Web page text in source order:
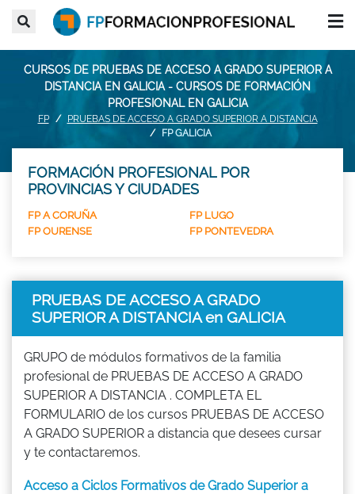
CURSOS DE PRUEBAS DE ACCESO A GRADO SUPERIOR A
DISTANCIA EN GALICIA - CURSOS DE FORMACIÓN
PROFESIONAL EN GALICIA
FP
PRUEBAS DE ACCESO A GRADO SUPERIOR A DISTANCIA
FP GALICIA
FORMACIÓN PROFESIONAL POR
PROVINCIAS Y CIUDADES
FP A CORUÑA
FP LUGO
FP OURENSE
FP PONTEVEDRA
PRUEBAS DE ACCESO A GRADO
SUPERIOR A DISTANCIA en GALICIA
GRUPO de módulos formativos de la familia
profesional de PRUEBAS DE ACCESO A GRADO
SUPERIOR A DISTANCIA . COMPLETA EL
FORMULARIO de los cursos PRUEBAS DE ACCESO
A GRADO SUPERIOR a distancia que desees cursar
y te contactaremos.
Acceso a Ciclos Formativos de Grado Superior a